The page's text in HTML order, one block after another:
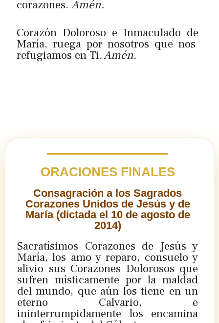
corazones. Amén.
Corazón Doloroso e Inmaculado de
María, ruega por nosotros que nos
refugiamos en Ti. Amén.
ORACIONES FINALES
Consagración a los Sagrados
Corazones Unidos de Jesús y de
María (dictada el 10 de agosto de
2014)
Sacratísimos Corazones de Jesús y
María, los amo y reparo, consuelo y
alivio sus Corazones Dolorosos que
sufren místicamente por la maldad
del mundo, que aún los tiene en un
eterno Calvario, e
ininterrumpidamente los encamina